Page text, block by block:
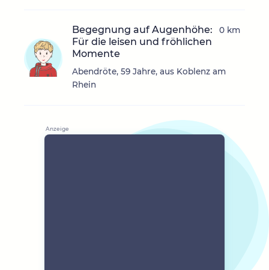
Begegnung auf Augenhöhe:
Für die leisen und fröhlichen
Momente
Abendröte, 59 Jahre, aus Koblenz am
Rhein
0 km